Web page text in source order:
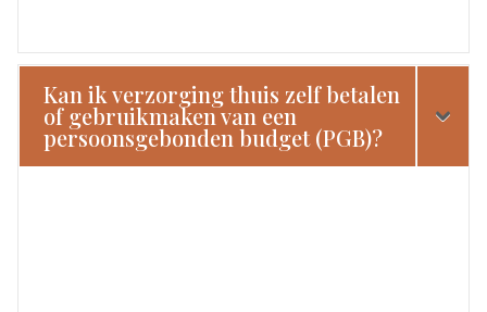
Kan ik verzorging thuis zelf betalen
of gebruikmaken van een
persoonsgebonden budget (PGB)?